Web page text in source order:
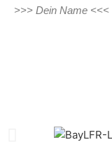
>>> Dein Name <<<